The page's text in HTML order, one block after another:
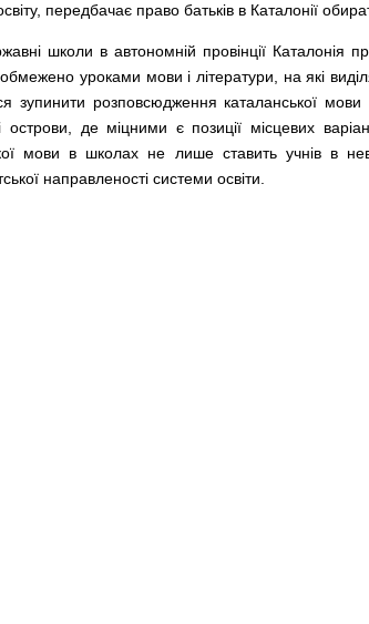
передбачає право батьків в Каталонії
школи в автономній провінції
обмежено уроками мови і літератури, на які
зупинити розповсюдження каталанської
острови, де міцними є позиції місцевих
мови в школах не лише ставить учнів в
направленості системи освіти.